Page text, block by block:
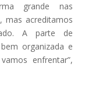
grande nas
mas acreditamos
A parte de
organizada e
enfrentar”,